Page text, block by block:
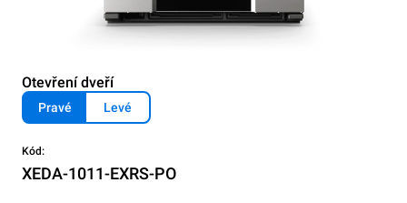
Otevření dveří
Pravé Levé
Kód:
XEDA-1011-EXRS-PO